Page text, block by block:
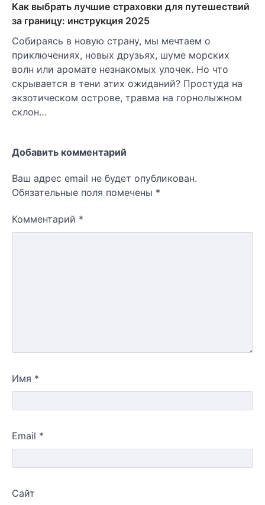
Как выбрать лучшие страховки для путешествий
за границу: инструкция 2025
Собираясь в новую страну, мы мечтаем о
приключениях, новых друзьях, шуме морских
волн или аромате незнакомых улочек. Но что
скрывается в тени этих ожиданий? Простуда на
экзотическом острове, травма на горнолыжном
склон…
Добавить комментарий
Ваш адрес email не будет опубликован.
Обязательные поля помечены *
Комментарий *
Имя *
Email *
Сайт